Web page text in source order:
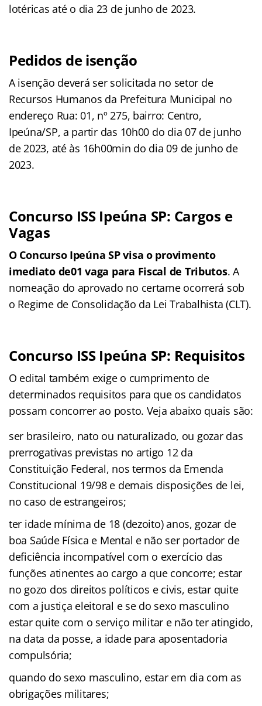
lotéricas até o dia 23 de junho de 2023.
Pedidos de isenção
A isenção deverá ser solicitada no setor de
Recursos Humanos da Prefeitura Municipal no
endereço Rua: 01, nº 275, bairro: Centro,
Ipeúna/SP, a partir das 10h00 do dia 07 de junho
de 2023, até às 16h00min do dia 09 de junho de
2023.
Concurso ISS Ipeúna SP: Cargos e
Vagas
O Concurso Ipeúna SP visa o provimento
imediato de01 vaga para Fiscal de Tributos. A
nomeação do aprovado no certame ocorrerá sob
o Regime de Consolidação da Lei Trabalhista (CLT).
Concurso ISS Ipeúna SP: Requisitos
O edital também exige o cumprimento de
determinados requisitos para que os candidatos
possam concorrer ao posto. Veja abaixo quais são:
ser brasileiro, nato ou naturalizado, ou gozar das
prerrogativas previstas no artigo 12 da
Constituição Federal, nos termos da Emenda
Constitucional 19/98 e demais disposições de lei,
no caso de estrangeiros;
ter idade mínima de 18 (dezoito) anos, gozar de
boa Saúde Física e Mental e não ser portador de
deficiência incompatível com o exercício das
funções atinentes ao cargo a que concorre; estar
no gozo dos direitos políticos e civis, estar quite
com a justiça eleitoral e se do sexo masculino
estar quite com o serviço militar e não ter atingido,
na data da posse, a idade para aposentadoria
compulsória;
quando do sexo masculino, estar em dia com as
obrigações militares;